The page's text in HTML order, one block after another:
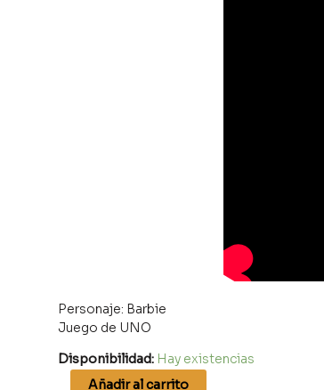
Personaje: Barbie
Juego de UNO
Disponibilidad: Hay existencias
Añadir al carrito